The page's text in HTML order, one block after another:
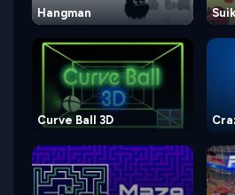
Hangman
Curve Ball 3D